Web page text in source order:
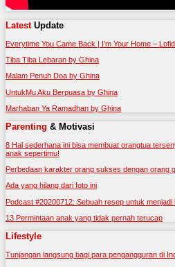
Latest Update
Everytime You Came Back | I’m Your Home –
Tiba Tiba Lebaran by Ghina
Malam Penuh Doa by Ghina
UntukMu Aku Berpuasa by Ghina
Marhaban Ya Ramadhan by Ghina
Parenting & Motivasi
8 Hal sederhana ini bisa membuat orangtua
anak sepertimu!
Perbedaan karakter orang sukses dengan orang
Ada yang hilang dari foto ini
Podcast #20200712: Sebuah resep untuk menjadi
13 Permintaan anak yang tidak pernah terucap
Lifestyle
Tunjangan langsung bagi para pengangguran di